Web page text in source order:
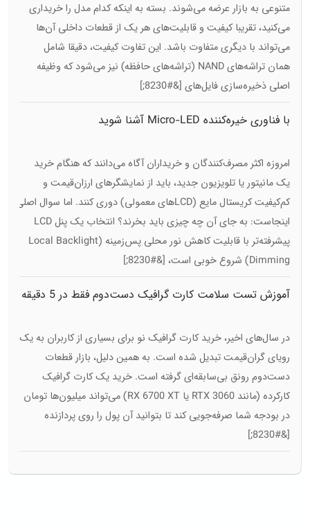
متنوعی به بازار عرضه می‌شوند. بسته به اینکه کدام مدل را خریداری
می‌کنید، تقریبا کیفیت و قابلیت‌های هر یک از قطعات داخلی آن‌ها
می‌تواند با دیگری متفاوت باشد. این تفاوت کیفیت، دقیقا شامل
همان تراشه‌های NAND (تراشه‌های حافظه) نیز می‌شود که وظیفه
اصلی ذخیره‌سازی فایل‌های [&#8230;]
با فناوری خیره‌کننده Micro-LED آشنا شوید
امروزه اکثر مصرف‌کنندگان و خریداران آگاه می‌دانند که هنگام خرید
یک مانیتور یا تلویزیون جدید، باید از نمایشگرهای ارزان‌قیمت و
کم‌کیفیت کریستال مایع (LCD‌های معمولی) دوری کنند. اما سوال اصلی
اینجاست: به جای آن چه چیزی باید بخرند؟ انتخاب یک پنل LCD
پیشرفته‌تر با قابلیت کاهش نور محلی پس‌زمینه (Local Backlight
Dimming) شروع خوبی است، [&#8230;]
آموزش تست سلامت کارت گرافیک دست‌دوم فقط در 5 دقیقه
در سال‌های اخیر، خرید کارت گرافیک نو برای بسیاری از کاربران به یک
رویای گران‌قیمت تبدیل شده است. به همین دلیل، بازار قطعات
دست‌دوم رونق بی‌سابقه‌ای گرفته است. خرید یک کارت گرافیک
کارکرده (مانند RTX 3060 یا RX 6700 XT) می‌تواند میلیون‌ها تومان
در بودجه شما صرفه‌جویی کند تا بتوانید آن پول را روی پردازنده
[&#8230;]